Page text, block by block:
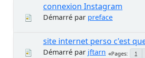
connexion Instagram
Démarré par preface
site internet perso c'est
Démarré par jftarn Pages 1